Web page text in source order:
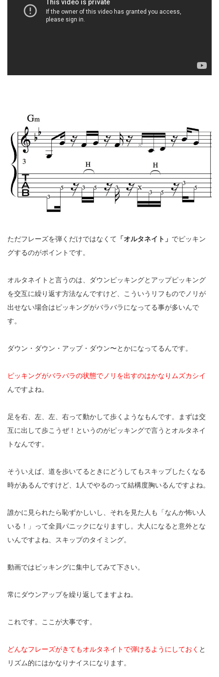
ただフレーズを弾くだけではなくて 「オルタネイト」 でピッキン
グするのがポイントです。
オルタネイトと言うのは、ダウンピッキングとアップピッキング
を交互に繰り返す方法なんですけど、こういうリフものでノリが
出せない場合はピッキングがバラバラになってる事が多いんで
す。
ダウン・ダウン・アップ・ダウン〜とかになってるんです。
ピッキングがバラバラの状態でノリを出すのはかなりムズカシイ
んですよね。
足を右、左、左、右って動かして歩くようなもんです。まずは交
互に出して歩こうぜ！というのがピッキングで言うとオルタネイ
トなんです。
そういえば、道を歩いてるときにどうしてもスキップしたくなる
時があるんですけど、1人でやるのって結構度胸いるんですよね。
誰かに見られたら恥ずかしいし、それを見た人も「なんか怖い人
いる！」って全員パニックになりますし。大人になると意外とな
いんですよね、スキップのタイミング。
動画ではピッキングに集中してみて下さい。
常にダウンアップを繰り返してますよね。
これです。ここが大事です。
どんなフレーズがきてもオルタネイトで弾けるようにしておく と
リズム的にはかなりナイスになります。